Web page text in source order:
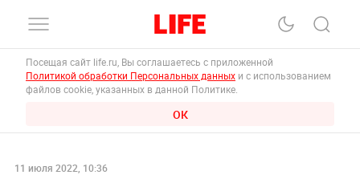
Посещая сайт life.ru, Вы соглашаетесь с приложенной
Политикой обработки Персональных данных и с использованием
файлов cookie, указанных в данной Политике.
ОК
11 июля 2022, 10:36